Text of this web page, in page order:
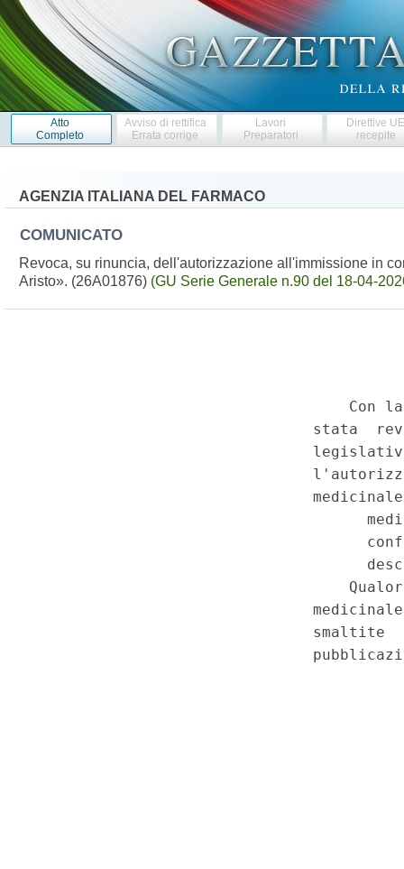
Atto
Completo
Avviso di rettifica
Errata corrige
Lavori
Preparatori
Direttive
recepite
AGENZIA ITALIANA DEL FARMACO
COMUNICATO
Revoca, su rinuncia, dell'autorizzazione all'immissione in
Aristo». (26A01876) (GU Serie Generale n.90 del 18-04-